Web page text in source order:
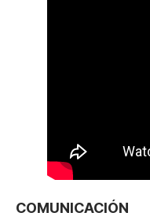
COMUNICACIÓN